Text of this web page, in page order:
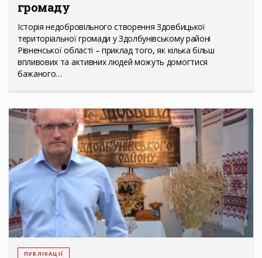
громаду
Історія недобровільного створення Здовбицької
територіальної громади у Здолбунівському районі
Рівненської області – приклад того, як кілька більш
впливових та активних людей можуть домогтися
бажаного…
ПУБЛІКАЦІЇ